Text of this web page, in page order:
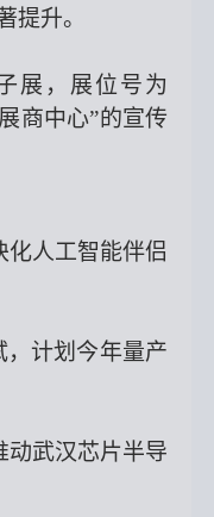
提升。
展，展位号为
商中心”的宣传
人工智能伴侣
计划今年量产
动武汉芯片半导